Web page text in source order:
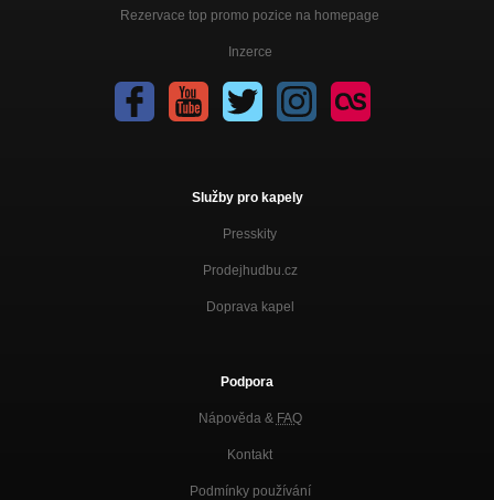
Rezervace top promo pozice na homepage
Inzerce
Služby pro kapely
Presskity
Prodejhudbu.cz
Doprava kapel
Podpora
Nápověda & FAQ
Kontakt
Podmínky používání